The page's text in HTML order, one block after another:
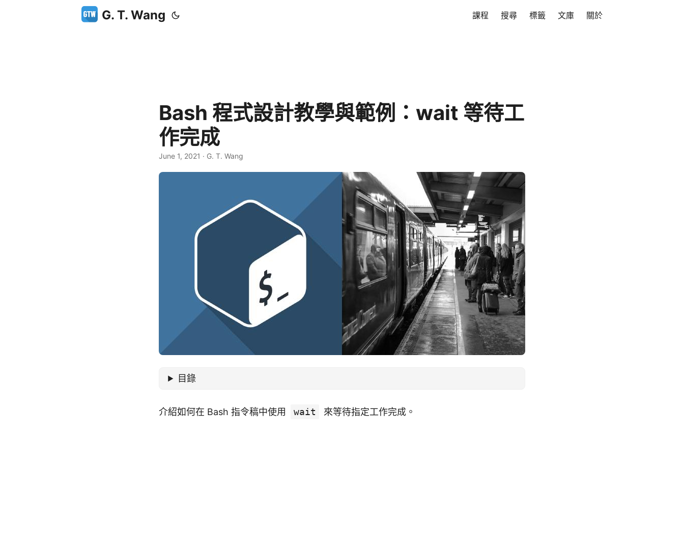
G. T. Wang 課程 搜尋 標籤 文庫 關於
Bash 程式設計教學與範例：wait 等待工
作完成
June 1, 2021 · G. T. Wang
目錄
介紹如何在 Bash 指令稿中使用 wait 來等待指定工作完成。